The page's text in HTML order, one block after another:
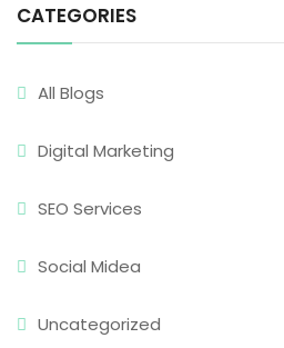
CATEGORIES
All Blogs
Digital Marketing
SEO Services
Social Midea
Uncategorized